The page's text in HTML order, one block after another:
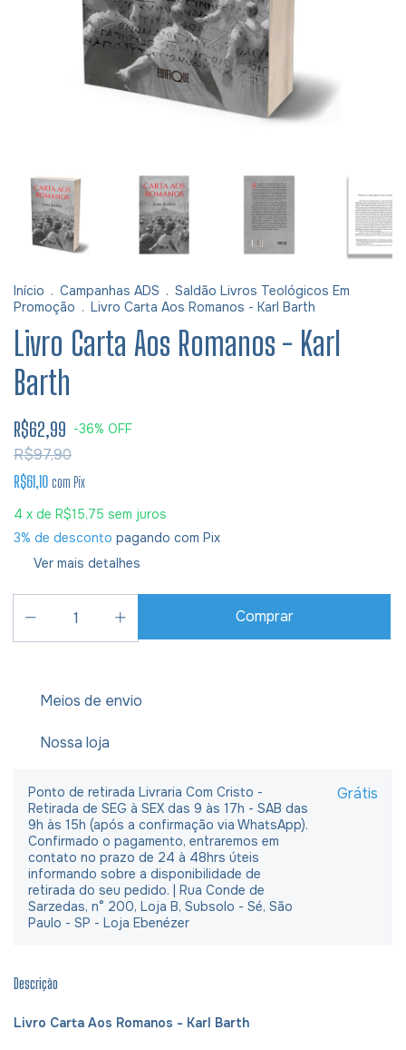
Início . Campanhas ADS . Saldão Livros Teológicos Em
Promoção . Livro Carta Aos Romanos - Karl Barth
Livro Carta Aos Romanos - Karl
Barth
R$62,99 -36% OFF
R$97,90
R$61,10 com Pix
4 x de R$15,75 sem juros
3% de desconto pagando com Pix
Ver mais detalhes
Meios de envio
Nossa loja
Ponto de retirada Livraria Com Cristo -
Retirada de SEG à SEX das 9 às 17h - SAB das
9h às 15h (após a confirmação via WhatsApp).
Confirmado o pagamento, entraremos em
contato no prazo de 24 à 48hrs úteis
informando sobre a disponibilidade de
retirada do seu pedido. | Rua Conde de
Sarzedas, n° 200, Loja B, Subsolo - Sé, São
Paulo - SP - Loja Ebenézer
Grátis
Descrição
Livro Carta Aos Romanos - Karl Barth